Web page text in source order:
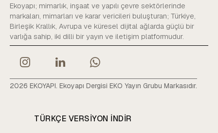
Ekoyapı; mimarlık, inşaat ve yapılı çevre sektörlerinde
markaları, mimarları ve karar vericileri buluşturan; Türkiye,
Birleşik Krallık, Avrupa ve küresel dijital ağlarda güçlü bir
varlığa sahip, iki dilli bir yayın ve iletişim platformudur.
2026 EKOYAPI. Ekoyapı Dergisi EKO Yayın Grubu Markasıdır.
TÜRKÇE VERSIYON INDIR